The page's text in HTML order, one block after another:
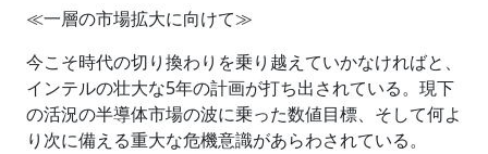
≪一層の市場拡大に向けて≫
今こそ時代の切り換わりを乗り越えていかなければと、
インテルの壮大な5年の計画が打ち出されている。現下
の活況の半導体市場の波に乗った数値目標、そして何よ
り次に備える重大な危機意識があらわされている。